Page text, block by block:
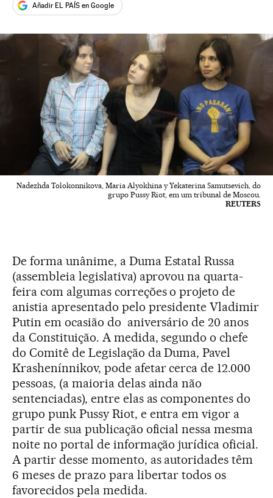
Añadir EL PAÍS en Google
Nadezhda Tolokonnikova, Maria Alyokhina y Yekaterina Samutsevich, do
grupo Pussy Riot, em um tribunal de Moscou.
REUTERS
De forma unânime, a Duma Estatal Russa
(assembleia legislativa) aprovou na quarta-
feira com algumas correções o projeto de
anistia apresentado pelo presidente Vladimir
Putin em ocasião do aniversário de 20 anos
da Constituição. A medida, segundo o chefe
do Comitê de Legislação da Duma, Pavel
Krashenínnikov, pode afetar cerca de 12.000
pessoas, (a maioria delas ainda não
sentenciadas), entre elas as componentes do
grupo punk Pussy Riot, e entra em vigor a
partir de sua publicação oficial nessa mesma
noite no portal de informação jurídica oficial.
A partir desse momento, as autoridades têm
6 meses de prazo para libertar todos os
favorecidos pela medida.